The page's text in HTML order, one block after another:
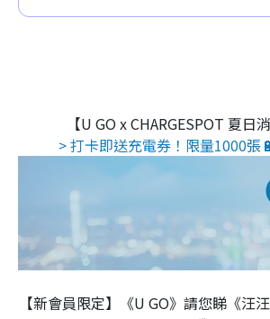
【U GO x CHARGESPOT 夏日消
> 打卡即送充電券！限量1000張
【新會員限定】《U GO》請您睇《汪